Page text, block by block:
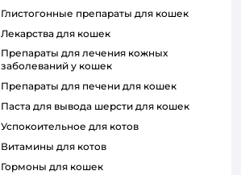
глистогонные препараты для кошек
лекарства для кошек
препараты для лечения кожных
заболеваний у кошек
препараты для печени для кошек
паста для вывода шерсти для кошек
успокоительное для котов
витамины для котов
гормоны для кошек